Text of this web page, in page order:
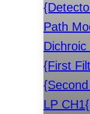
Path
{First
LP